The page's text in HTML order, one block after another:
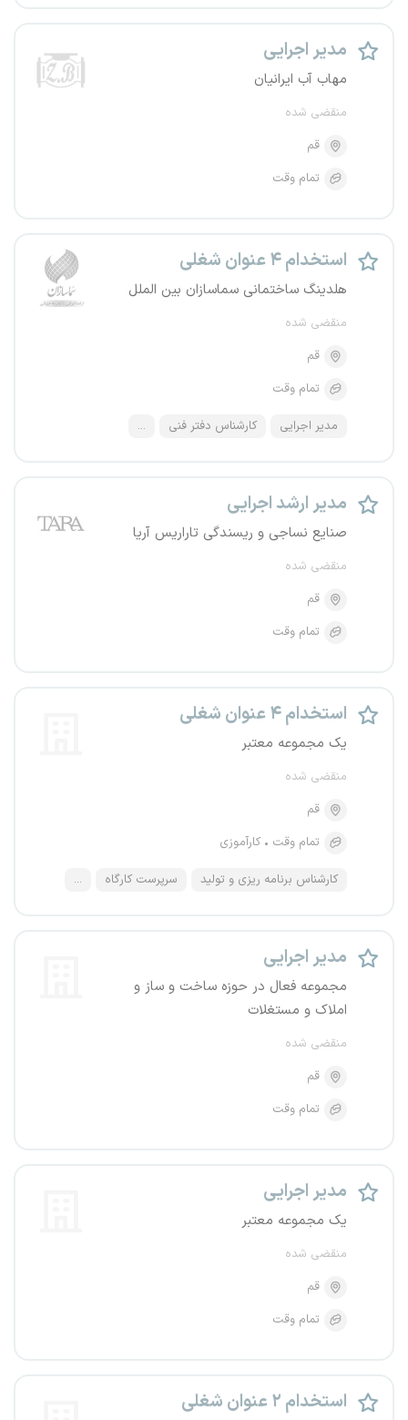
مدیر اجرایی
مهاب آب ایرانیان
منقضی شده
قم
تمام وقت
استخدام ۴ عنوان شغلی
هلدینگ ساختمانی سماسازان بین الملل
منقضی شده
قم
تمام وقت
مدیر اجرایی کارشناس دفتر فنی ...
مدیر ارشد اجرایی
صنایع نساجی و ریسندگی تاراریس آریا
منقضی شده
قم
تمام وقت
استخدام ۴ عنوان شغلی
یک مجموعه معتبر
منقضی شده
قم
تمام وقت
کارآموزی
کارشناس برنامه ریزی و تولید سرپرست کارگاه ...
مدیر اجرایی
مجموعه فعال در حوزه ساخت و ساز و
املاک و مستغلات
منقضی شده
قم
تمام وقت
مدیر اجرایی
یک مجموعه معتبر
منقضی شده
قم
تمام وقت
استخدام ۲ عنوان شغلی